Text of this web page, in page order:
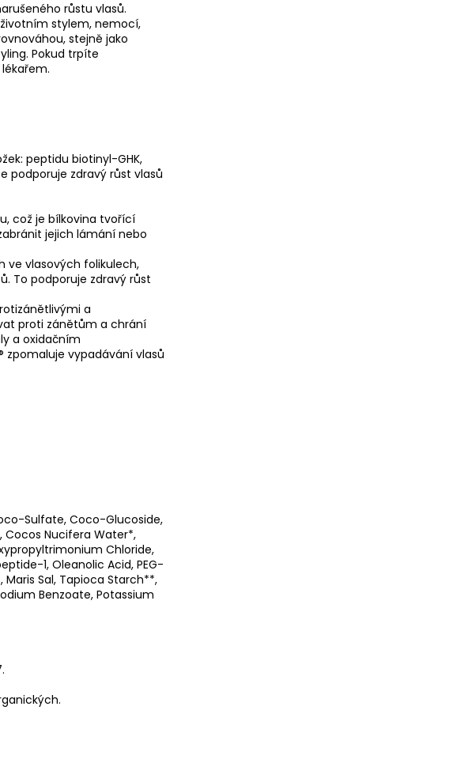
růstu vlasů.
stylem, nemocí,
stejně jako
Pokud trpíte
peptidu biotinyl-GHK,
podporuje zdravý růst vlasů
což je bílkovina tvořící
jejich lámání nebo
ve vlasových folikulech,
To podporuje zdravý růst
a
proti zánětům a chrání
a oxidačním
zpomaluje vypadávání vlasů
Sulfate, Coco-Glucoside,
Cocos Nucifera Water*,
Chloride,
1, Oleanolic Acid, PEG-
Sal, Tapioca Starch**,
Benzoate, Potassium